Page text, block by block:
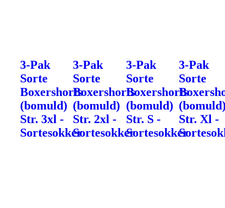
3-Pak
Sorte
Boxershorts
(bomuld)
Str. 3xl -
Sortesokker
3-Pak
Sorte
Boxershorts
(bomuld)
Str. 2xl -
Sortesokker
3-Pak
Sorte
Boxershorts
(bomuld)
Str. S -
Sortesokker
3-Pak
Sorte
Str. Xl -